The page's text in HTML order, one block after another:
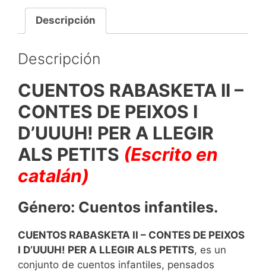
d'Uuuh!
a
als
cantidad
c
e
b
o
o
k
itt
er
at
s
A
p
p
l
p
Descripción
Descripción
CUENTOS RABASKETA II –
CONTES DE PEIXOS I
D’UUUH! PER A LLEGIR
ALS PETITS (Escrito en
catalán)
Género: Cuentos infantiles.
CUENTOS RABASKETA II – CONTES DE PEIXOS
I D’UUUH! PER A LLEGIR ALS PETITS, es un
conjunto de cuentos infantiles, pensados